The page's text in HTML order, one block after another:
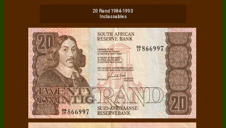
20 Rand 1984-1993
Inclassables